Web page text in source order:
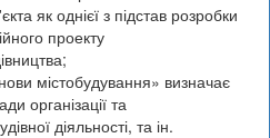
як однієї з підстав розробки
проекту
містобудування» визначає
організації та
діяльності, та ін.